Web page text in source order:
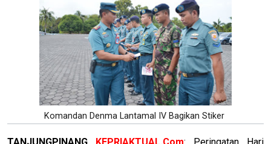
Komandan Denma Lantamal IV Bagikan Stiker